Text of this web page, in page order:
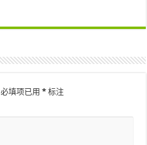
必填项已用* 标注